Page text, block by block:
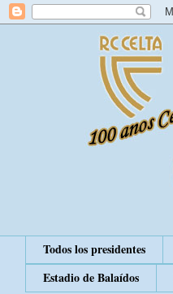
Todos los presidentes
Estadio de Balaídos